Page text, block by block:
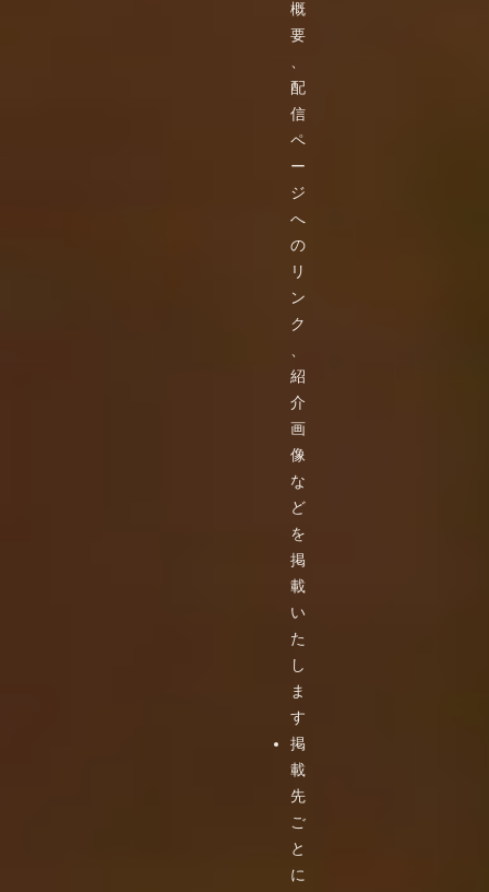
概
要
、
配
信
ペ
ー
ジ
へ
の
リ
ン
ク
、
紹
介
画
像
な
ど
を
掲
載
い
た
し
ま
す
掲
載
先
ご
と
に